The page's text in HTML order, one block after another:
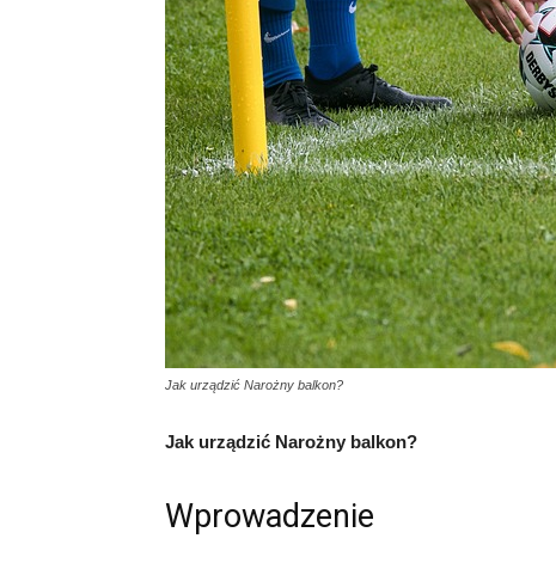
Jak urządzić Narożny balkon?
Jak urządzić Narożny balkon?
Wprowadzenie